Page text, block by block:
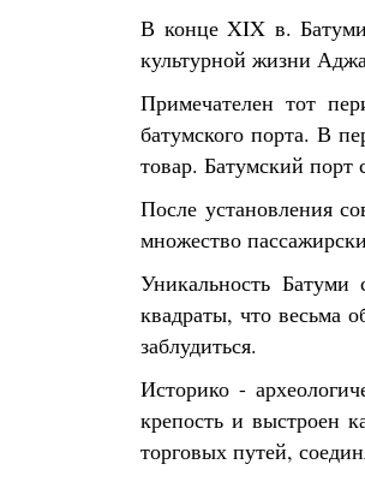
В конце XIX в. Батуми
культурной жизни
Примечателен тот
батумского порта. В
товар. Батумский
После установления
множество
Уникальность
квадраты, что весьма
заблудиться.
Историко -
крепость и выстроен
торговых путей,